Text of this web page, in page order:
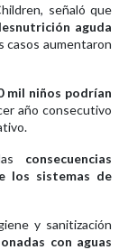
señaló que
aguda
casos aumentaron
mil niños podrían
año consecutivo
consecuencias
los sistemas de
y sanitización
con aguas